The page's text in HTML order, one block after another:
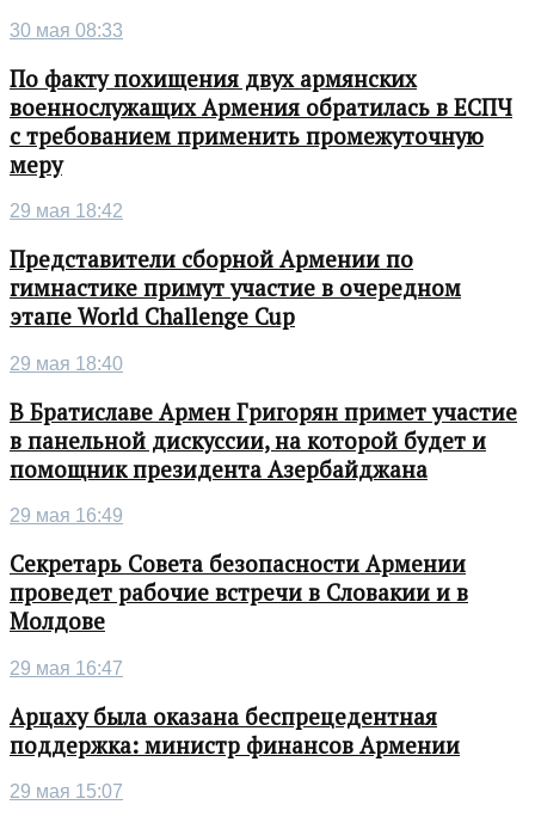
30 мая 08:33
По факту похищения двух армянских
военнослужащих Армения обратилась в ЕСПЧ
с требованием применить промежуточную
меру
29 мая 18:42
Представители сборной Армении по
гимнастике примут участие в очередном
этапе World Challenge Cup
29 мая 18:40
В Братиславе Армен Григорян примет участие
в панельной дискуссии, на которой будет и
помощник президента Азербайджана
29 мая 16:49
Секретарь Совета безопасности Армении
проведет рабочие встречи в Словакии и в
Молдове
29 мая 16:47
Арцаху была оказана беспрецедентная
поддержка: министр финансов Армении
29 мая 15:07